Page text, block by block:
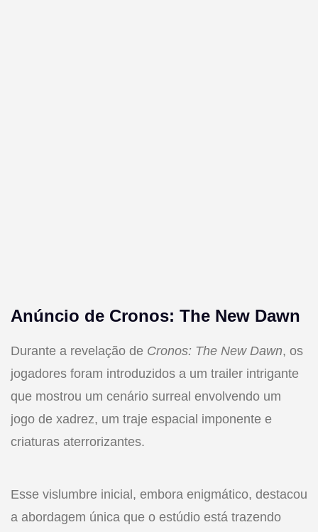
Anúncio de Cronos: The New Dawn
Durante a revelação de Cronos: The New Dawn, os
jogadores foram introduzidos a um trailer intrigante
que mostrou um cenário surreal envolvendo um
jogo de xadrez, um traje espacial imponente e
criaturas aterrorizantes.
Esse vislumbre inicial, embora enigmático, destacou
a abordagem única que o estúdio está trazendo